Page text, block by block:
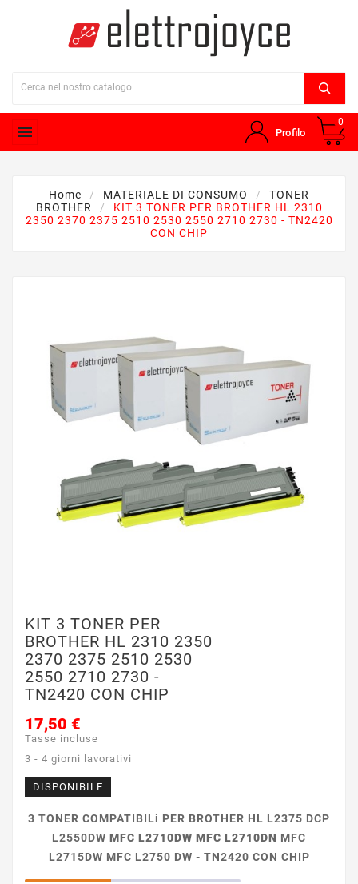
 Profilo
0
Home MATERIALE DI CONSUMO
TONER
BROTHER
KIT 3 TONER PER BROTHER HL 2310
2350 2370 2375 2510 2530 2550 2710 2730 - TN2420
CON CHIP
KIT 3 TONER PER
BROTHER HL 2310 2350
2370 2375 2510 2530
2550 2710 2730 -
TN2420 CON CHIP
17,50 €
Tasse incluse
3 - 4 giorni lavorativi
DISPONIBILE
3 TONER COMPATIBILi PER BROTHER HL L2375 DCP
L2550DW MFC L2710DW MFC L2710DN MFC
L2715DW MFC L2750 DW - TN2420 CON CHIP